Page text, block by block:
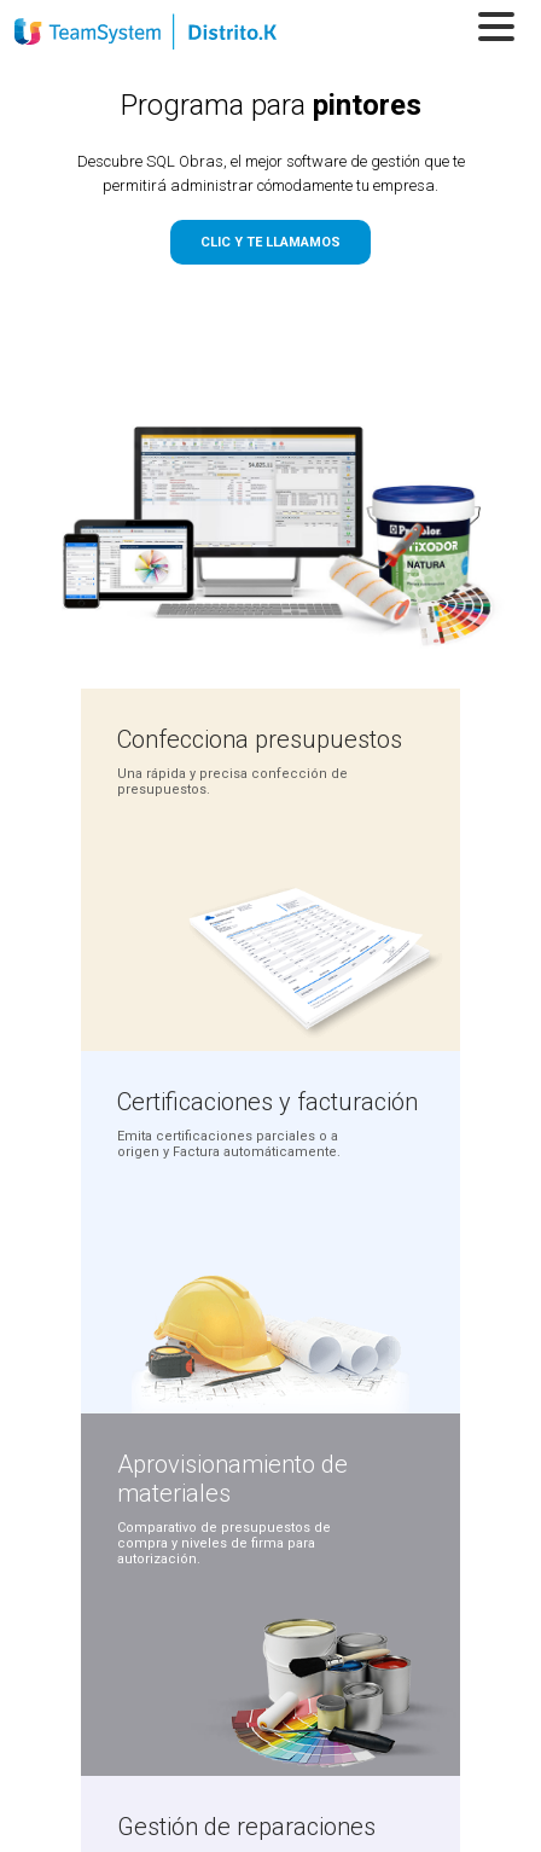
Programa para pintores
Descubre SQL Obras, el mejor software de gestión que te
permitirá administrar cómodamente tu empresa.
CLIC Y TE LLAMAMOS
Confecciona presupuestos
Una rápida y precisa confección de
presupuestos.
Certificacionesy facturación
Emita certificaciones parciales o a
origen y Factura automáticamente.
Aprovisionamiento de
materiales
Comparativo de presupuestos de
compra y niveles defirma para
autorización.
Gestión de reparaciones